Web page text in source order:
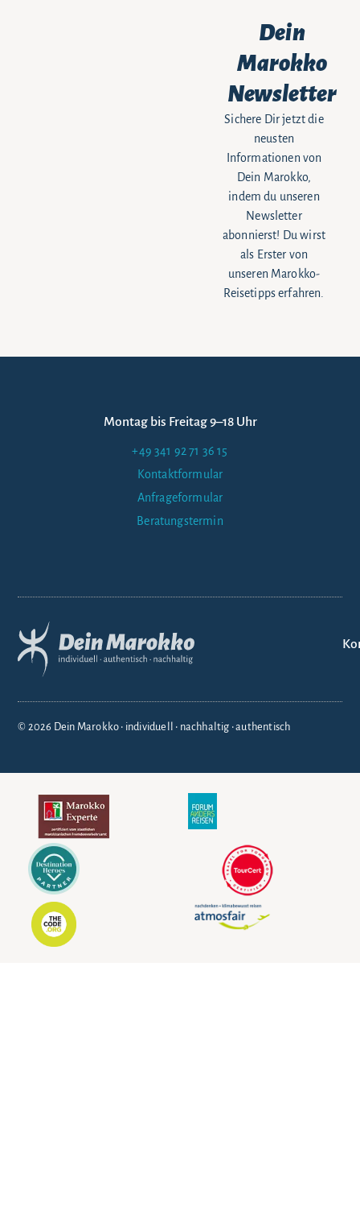
Dein
Marokko
Newsletter
Sichere Dir jetzt die
neusten
Informationen von
Dein Marokko,
indem du unseren
Newsletter
abonnierst! Du wirst
als Erster von
unseren Marokko-
Reisetipps erfahren.
Montag bis Freitag 9–18 Uhr
+49 341 92 71 36 15
Kontaktformular
Anfrageformular
Beratungstermin
© 2026 Dein Marokko • individuell • nachhaltig • authentisch